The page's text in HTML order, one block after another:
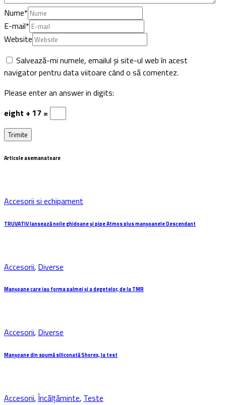
Nume*
E-mail*
Website
Salvează-mi numele, emailul și site-ul web în acest
navigator pentru data viitoare când o să comentez.
Please enter an answer in digits:
eight + 17 =
Articole asemanatoare
Accesorii si echipament
TRUVATIV lansează noile ghidoane și pipe Atmos plus manșoanele Descendant
Accesorii, Diverse
Manșoane care iau forma palmei și a degetelor, de la TMR
Accesorii, Diverse
Manșoane din spumă siliconată Shorex, la test
Accesorii,Încălțăminte, Teste